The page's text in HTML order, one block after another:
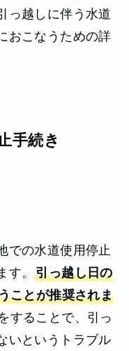
っ越しに伴う水道
おこなうための詳
手続き
での水道使用停止
す。引っ越し日の
ことが推奨されま
することで、引っ
いというトラブル